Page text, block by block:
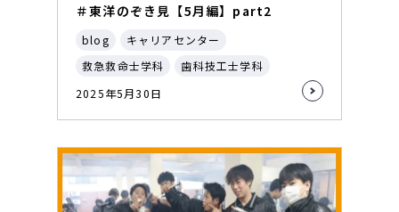
＃東洋のぞき見【5月編】part2
blog
キャリアセンター
救急救命士学科
歯科技工士学科
2025年5月30日